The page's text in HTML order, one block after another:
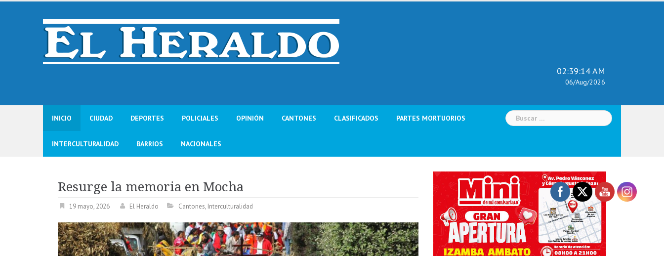
Skip
02:39:15 AM
06/Aug/2026
INICIO CIUDAD DEPORTES POLICIALES OPINIÓN CANTONES CLASIFICADOS PARTES MORTUORIOS
INTERCULTURALIDAD BARRIOS NACIONALES
Buscar:
Resurge la memoria en Mocha
19 mayo, 2026 El Heraldo Cantones, Interculturalidad